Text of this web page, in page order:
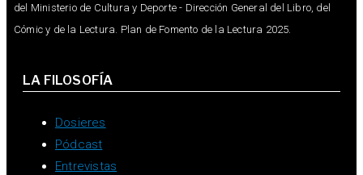
del Ministerio de Cultura y Deporte - Dirección General del Libro, del
Cómic y de la Lectura. Plan de Fomento de la Lectura 2025.
LA FILOSOFÍA
Dosieres
Pódcast
Entrevistas